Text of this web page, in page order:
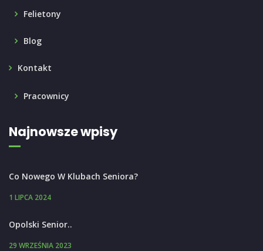
Felietony
Blog
Kontakt
Pracownicy
Najnowsze wpisy
Co Nowego W Klubach Seniora?
1 LIPCA 2024
Opolski Senior..
29 WRZEŚNIA 2023